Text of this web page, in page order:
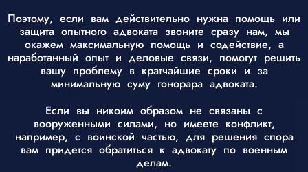
Поэтому, если вам действительно нужна помощь или
защита опытного адвоката звоните сразу нам, мы
окажем максимальную помощь и содействие, а
наработанный опыт и деловые связи, помогут решить
вашу проблему в кратчайшие сроки и за
минимальную суму гонорара адвоката.
Если вы никоим образом не связаны с
вооруженными силами, но имеете конфликт,
например, с воинской частью, для решения спора
вам придется обратиться к адвокату по военным
делам.